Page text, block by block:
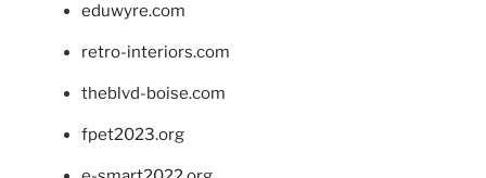
eduwyre.com
retro-interiors.com
theblvd-boise.com
fpet2023.org